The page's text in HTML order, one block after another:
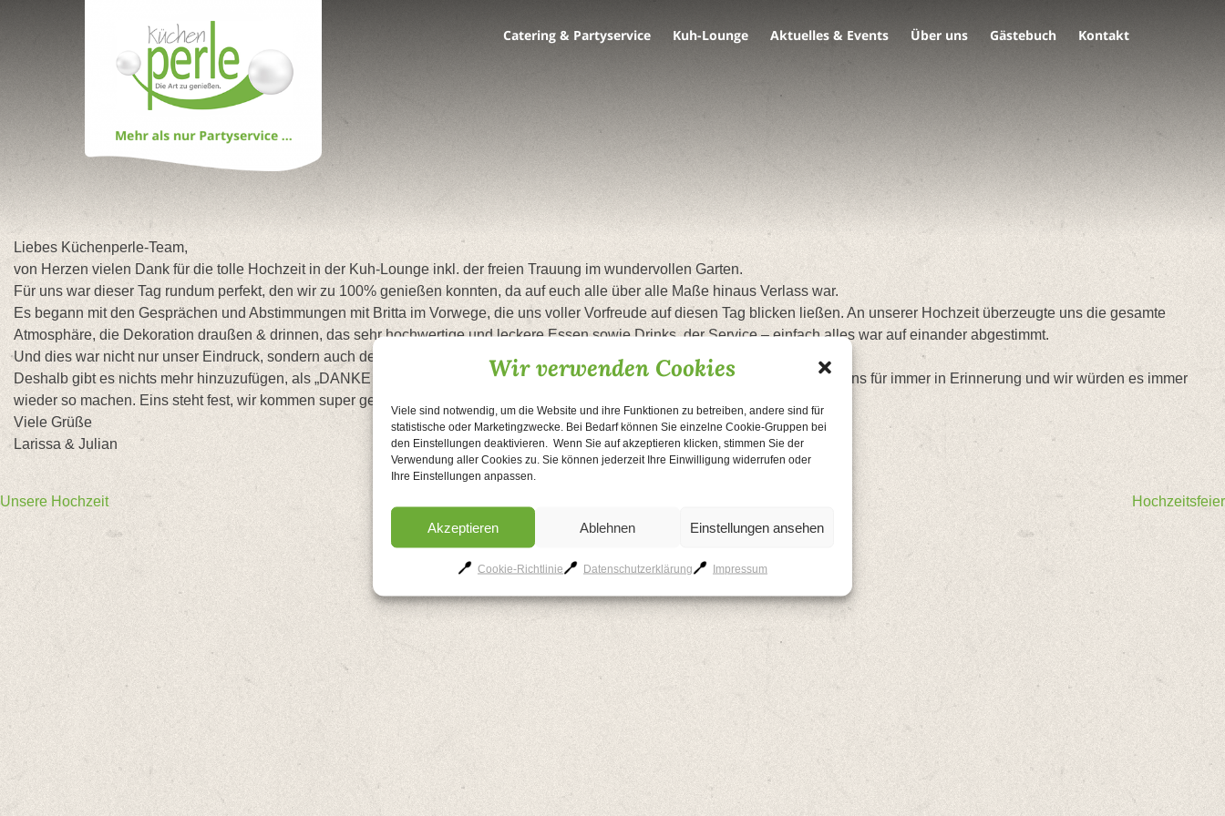
Wir verwenden Cookies
Viele sind notwendig, um die Website und ihre Funktionen zu betreiben, andere sind für
statistische oder Marketingzwecke. Bei Bedarf können Sie einzelne Cookie-Gruppen bei
den Einstellungen deaktivieren. Wenn Sie auf akzeptieren klicken, stimmen Sie der
Verwendung aller Cookies zu. Sie können jederzeit Ihre Einwilligung widerrufen oder
Ihre Einstellungen anpassen.
Akzeptieren Ablehnen Einstellungen ansehen
Cookie-Richtlinie Datenschutzerklärung Impressum
Catering & Partyservice Kuh-Lounge Aktuelles & Events Über uns Gästebuch Kontakt
Liebes Küchenperle-Team,
von Herzen vielen Dank für die tolle Hochzeit in der Kuh-Lounge inkl. der freien Trauung im wundervollen Garten.
Für uns war dieser Tag rundum perfekt, den wir zu 100% genießen konnten, da auf euch alle über alle Maße hinaus Verlass war.
Es begann mit den Gesprächen und Abstimmungen mit Britta im Vorwege, die uns voller Vorfreude auf diesen Tag blicken ließen. An unserer Hochzeit überzeugte uns die gesamte
Atmosphäre, die Dekoration draußen & drinnen, das sehr hochwertige und leckere Essen sowie Drinks, der Service – einfach alles war auf einander abgestimmt.
Und dies war nicht nur unser Eindruck, sondern auch der unserer Gäste, die es uns mehrmals gespiegelt haben.
Deshalb gibt es nichts mehr hinzuzufügen, als „DANKE für unseren schönsten Tag, liebes Küchenperle-Team“. Dieser Tag bleibt uns für immer in Erinnerung und wir würden es immer
wieder so machen. Eins steht fest, wir kommen super gerne wieder 🙂
Viele Grüße
Larissa & Julian
Beitragsnavigation
Unsere Hochzeit Hochzeitsfeier
Kontakt Impressum Datenschutzerklärung Cookie-Richtlinie